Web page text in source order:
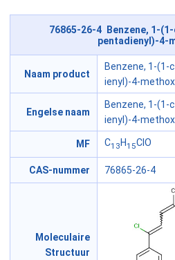
76865-26-4 Benzene, 1-
pentadienyl)-4-
Naam product
Benzene, 1-(1-
ienyl)-4-
Engelse naam
Benzene, 1-(1-
ienyl)-4-
MF C13 H15ClO
CAS-nummer 76865-26-4
Moleculaire
Structuur